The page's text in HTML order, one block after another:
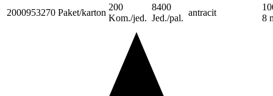
2000953270 Paket/karton
200
Kom./jed.
8400
Jed./pal.
antracit
8